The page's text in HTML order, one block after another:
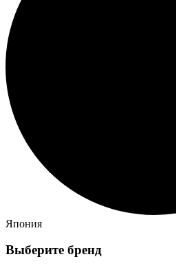
Япония
Выберите бренд